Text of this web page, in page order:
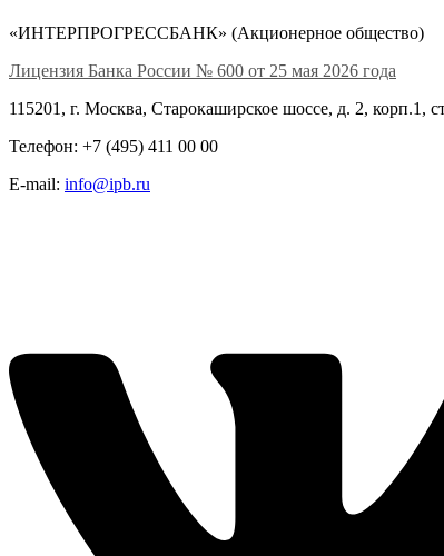
«ИНТЕРПРОГРЕССБАНК» (Акционерное общество)
Лицензия Банка России № 600 от 25 мая 2026 года
115201, г. Москва, Старокаширское шоссе, д. 2, корп.1,
Телефон: +7 (495) 411 00 00
E-mail: info@ipb.ru